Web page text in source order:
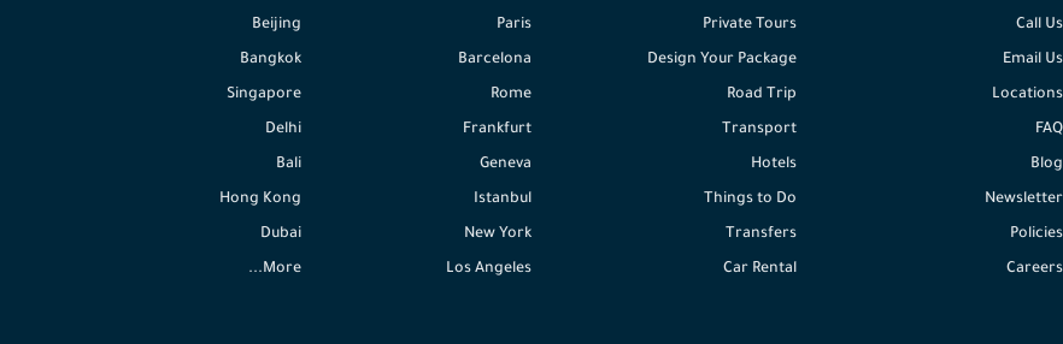
Call Us
Email Us
Locations
FAQ
Blog
Newsletter
Policies
Careers
Private Tours
Design Your Package
Road Trip
Transport
Hotels
Things to Do
Transfers
Car Rental
Paris
Barcelona
Rome
Frankfurt
Geneva
Istanbul
New York
Los Angeles
Beijing
Bangkok
Singapore
Delhi
Bali
Hong Kong
Dubai
More...